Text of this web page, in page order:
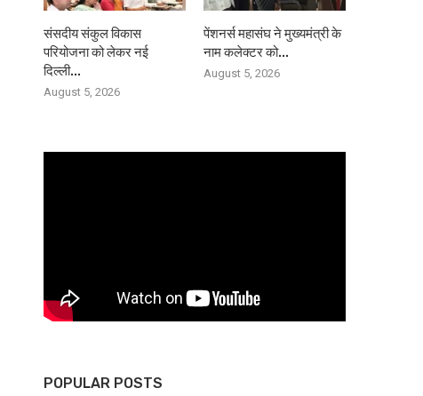
संसदीय संकुल विकास
परियोजना को लेकर नई
दिल्ली...
August 5, 2026
पेंशनर्स महासंघ ने मुख्यमंत्री के
नाम कलेक्टर को...
August 5, 2026
POPULAR POSTS